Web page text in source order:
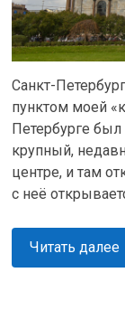
Санкт-
пунктом моей
Петербурге
крупный,
центре, и там
с неё
Читать далее